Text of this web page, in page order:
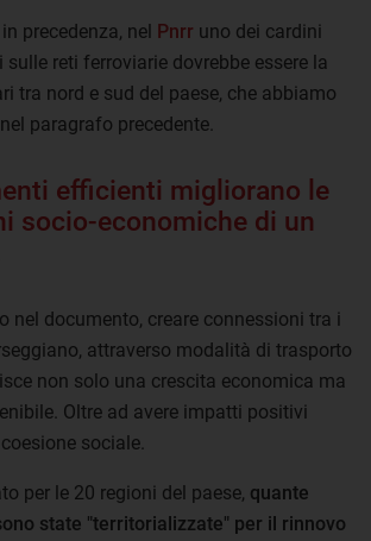
precedenza, nel Pnrr uno dei cardini
reti ferroviarie dovrebbe essere la
tra nord e sud del paese, che abbiamo
paragrafo precedente.
efficienti migliorano le
socio-economiche di un
nel documento, creare connessioni tra i
attraverso modalità di trasporto
non solo una crescita economica ma
Oltre ad avere impatti positivi
sociale.
per le 20 regioni del paese, quante
state "territorializzate" per il rinnovo